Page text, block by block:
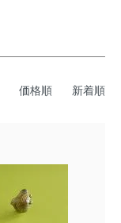
価格順 新着順